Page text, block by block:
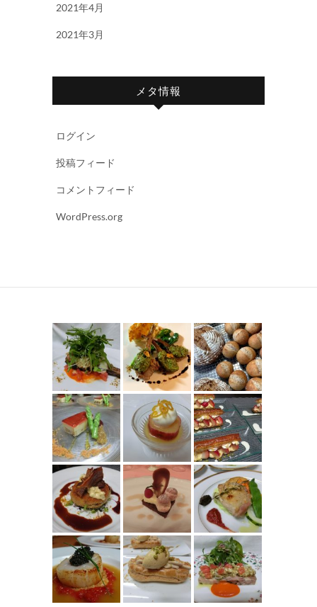
2021年4月
2021年3月
メタ情報
ログイン
投稿フィード
コメントフィード
WordPress.org